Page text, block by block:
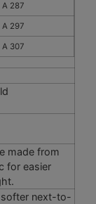
A 287
A 297
A 307
made from
for easier
softer next-to-